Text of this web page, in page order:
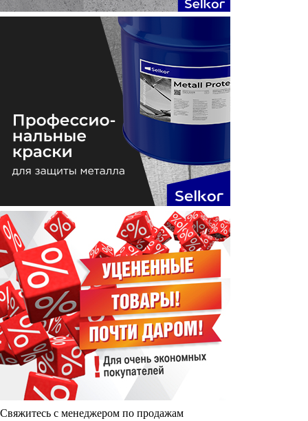
Свяжитесь с менеджером по продажам